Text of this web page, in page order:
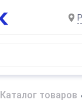
Каталог товаров